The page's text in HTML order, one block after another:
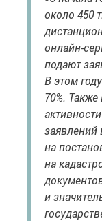
около 450
онлайн-
подают
В этом
70%.
заявлений
на
на
и